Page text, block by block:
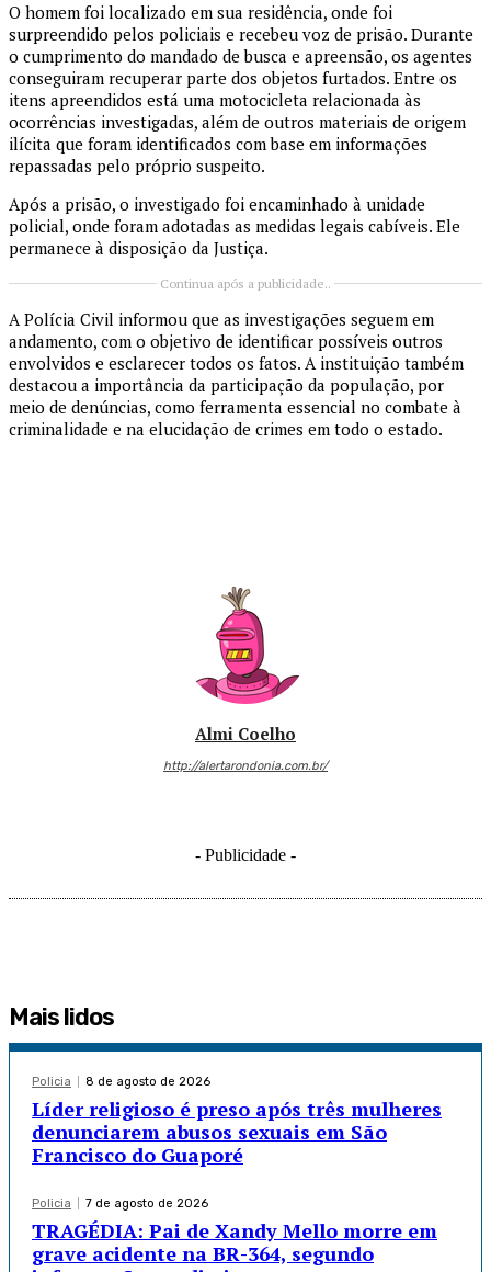
O homem foi localizado em sua residência, onde foi
surpreendido pelos policiais e recebeu voz de prisão. Durante
o cumprimento do mandado de busca e apreensão, os agentes
conseguiram recuperar parte dos objetos furtados. Entre os
itens apreendidos está uma motocicleta relacionada às
ocorrências investigadas, além de outros materiais de origem
ilícita que foram identificados com base em informações
repassadas pelo próprio suspeito.
Após a prisão, o investigado foi encaminhado à unidade
policial, onde foram adotadas as medidas legais cabíveis. Ele
permanece à disposição da Justiça.
Continua após a publicidade..
A Polícia Civil informou que as investigações seguem em
andamento, com o objetivo de identificar possíveis outros
envolvidos e esclarecer todos os fatos. A instituição também
destacou a importância da participação da população, por
meio de denúncias, como ferramenta essencial no combate à
criminalidade e na elucidação de crimes em todo o estado.
Almi Coelho
http://alertarondonia.com.br/
- Publicidade -
Mais lidos
Policia 8 de agosto de 2026
Líder religioso é preso após três mulheres
denunciarem abusos sexuais em São
Francisco do Guaporé
Policia 7 de agosto de 2026
TRAGÉDIA: Pai de Xandy Mello morre em
grave acidente na BR-364, segundo